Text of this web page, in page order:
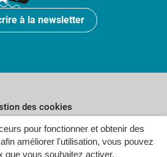
pour fonctionner et obtenir des
améliorer l'utilisation, vous pouvez
que vous souhaitez activer.
à la newsletter
des cookies
Plan du site
de confidentialité